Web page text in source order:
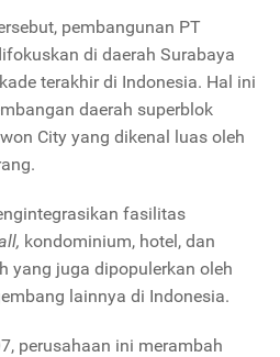
pembangunan PT
di daerah Surabaya
terakhir di Indonesia. Hal ini
daerah superblok
City yang dikenal luas oleh
fasilitas
kondominium, hotel, dan
yang juga dipopulerkan oleh
lainnya di Indonesia.
perusahaan ini merambah